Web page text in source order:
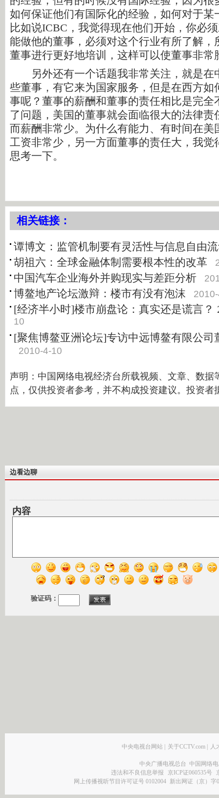
如何保证他们有国际化的经验，如何对于某
比如说ICBC，我觉得现在他们开始，你必
能做他的董事，必须对这个行业有所了解，
董事进行更好地培训，这样可以使董事非常
另外还有一个话题我非常关注，就是在
些董事，有它来为国家服务，但是在西方如
事呢？董事的薪酬和董事的责任相比是完全
了问题，美国的董事就会面临很大的法律责
而薪酬非常少。为什么有能力、有时间在美
工资非常少，另一方面董事的责任大，我觉
思考一下。
相关链接：
谭博文：监管机制要有灵活性与信息自由
胡祖六：全球金融体制需要根本性的改革
中国汽车企业海外并购现实与差距分析
博鳌地产论坛激辩：楼市有没有泡沫
[经济半小时]楼市崩盘论：真实还是谎言？
10
[聚焦博鳌亚洲论坛]专访中远博鳌有限公司
2010-4-10
声明：中国网络电视经济台所载视频、文章、数据
点，仅供投资者参考，并不构成投资建议。投资者
边看边聊
内容
验证码：
中央电视台网站 关于CCTV.com 人
中央广播电视总台 中国网络
违法和不良信息举报
京ICP证060535号
网上传播视听节目许可证号 0102004 新出网证（京）